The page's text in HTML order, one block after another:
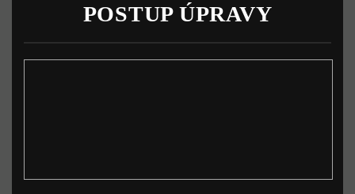
POSTUP ÚPRAVY